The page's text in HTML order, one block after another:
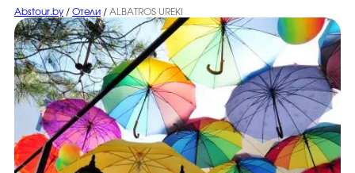
Abstour.by / Отели / ALBATROS UREKI